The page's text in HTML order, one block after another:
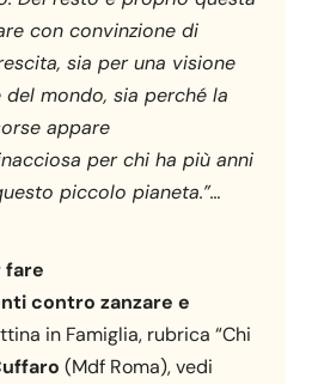
con convinzione di
sia per una visione
mondo, sia perché la
appare
per chi ha più anni
piccolo pianeta.”…
fare
contro zanzare e
in Famiglia, rubrica “Chi
(Mdf Roma), vedi